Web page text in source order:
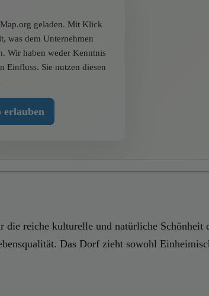
geladen. Mit Klick
was dem Unternehmen
Wir haben weder Kenntnis
Einfluss. Sie nutzen diesen
erlauben
reiche kulturelle und natürliche Schönheit
Das Dorf zieht sowohl